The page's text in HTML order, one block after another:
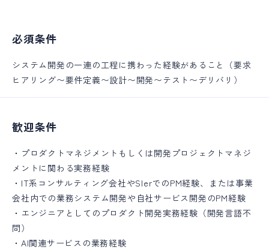
必須条件
システム開発の一連の工程に携わった経験があること（要求
ヒアリング〜要件定義〜設計〜開発〜テスト〜デリバリ）
歓迎条件
・プロダクトマネジメントもしくは開発プロジェクトマネジ
メントに関わる実務経験
・IT系コンサルティング会社やSIerでのPM経験、または事業
会社内での業務システム開発や自社サービス開発のPM経験
・エンジニアとしてのプロダクト開発実務経験（開発言語不
問）
・AI関連サービスの業務経験